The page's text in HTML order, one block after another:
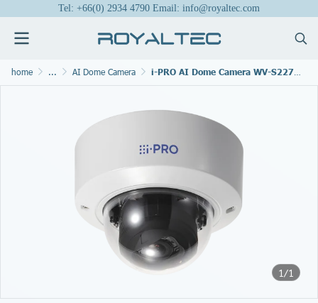
Tel: +66(0) 2934 4790 Email: info@royaltec.com
home ... AI Dome Camera i-PRO AI Dome Camera WV-S22700-V2L
1/1